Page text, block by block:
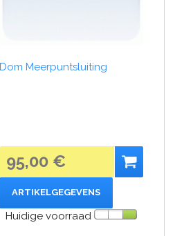
Dom Meerpuntsluiting
95,00 €
ARTIKELGEGEVENS
Huidige voorraad